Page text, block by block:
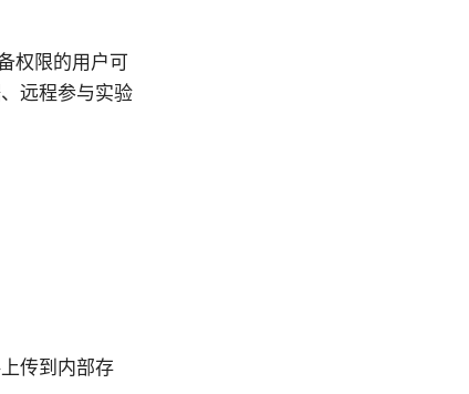
权限的用户可
远程参与实验
传到内部存